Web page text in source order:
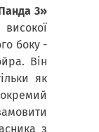
3»
боку -
Він
як
з